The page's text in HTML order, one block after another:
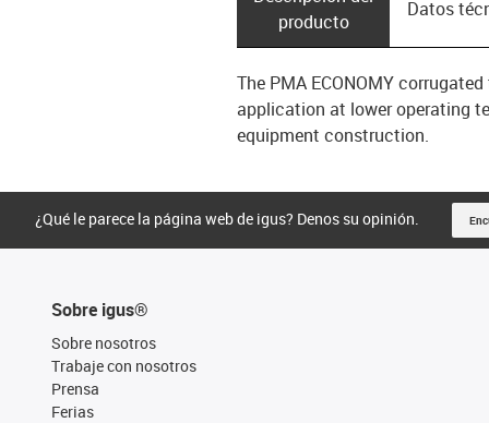
producto
Datos
The PMA ECONOMY
application at lower operating
equipment construction.
¿Qué le parece la página web de igus? Denos su opinión.
Sobre igus®
Sobre nosotros
Trabaje con nosotros
Prensa
Ferias